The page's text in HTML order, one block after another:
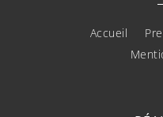
Accueil